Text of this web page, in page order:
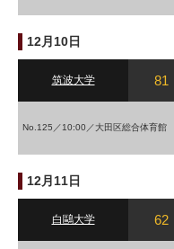
12月10日
筑波大学 81
No.125／10:00／大田区総合体育館
12月11日
白鷗大学 62